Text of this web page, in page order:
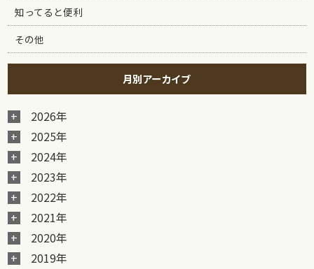
知ってると便利
その他
月別アーカイブ
2026年
2025年
2024年
2023年
2022年
2021年
2020年
2019年